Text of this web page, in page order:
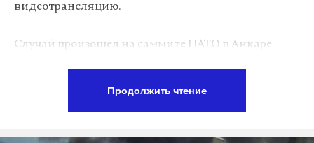
видеотрансляцию.
Случай произошел на саммите НАТО в Анкаре.
этикетный жест.
Продолжить чтение